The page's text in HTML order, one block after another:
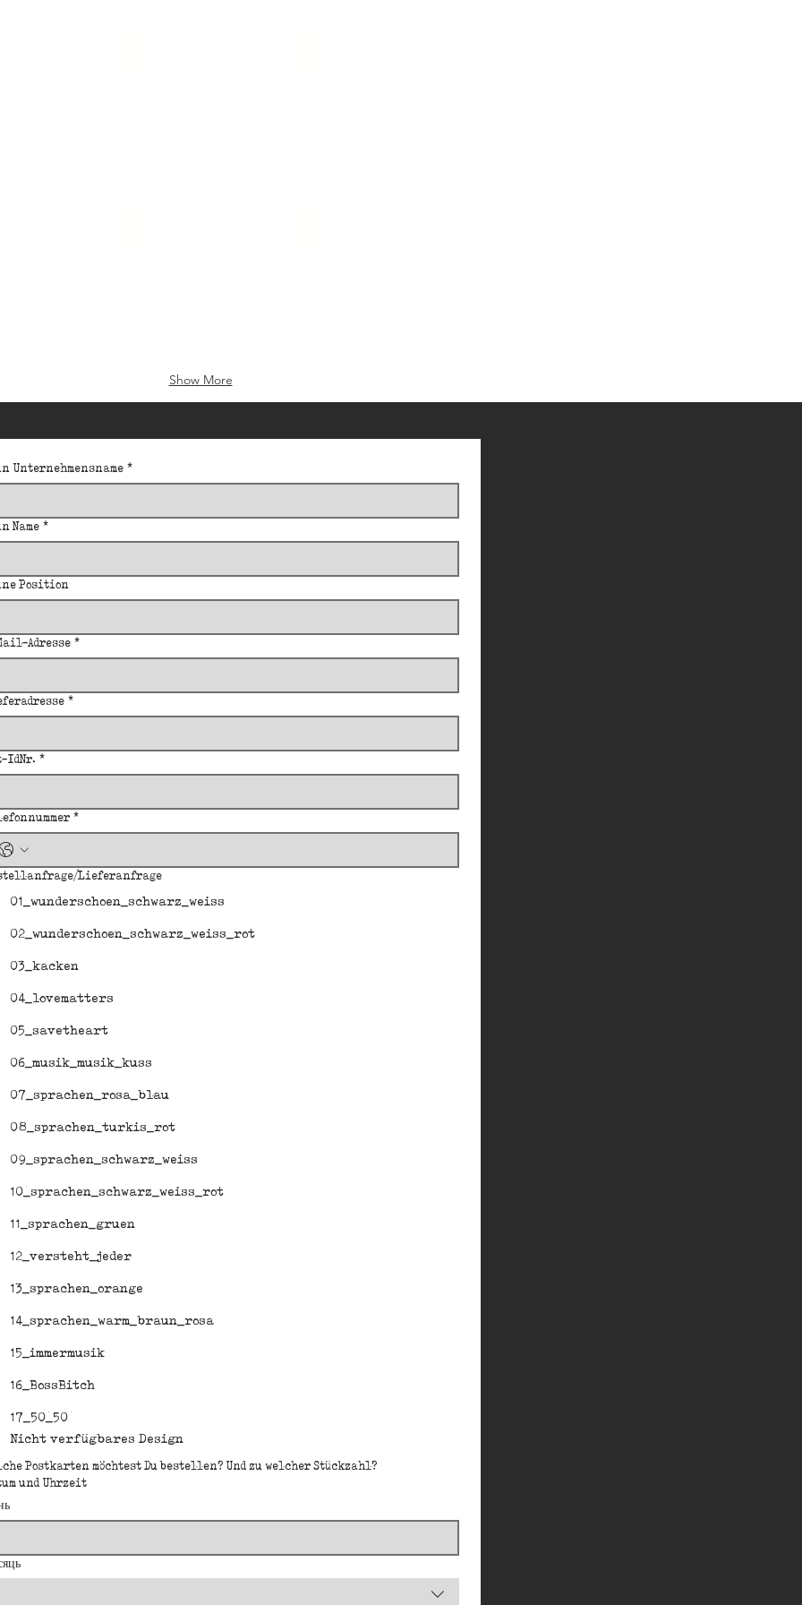
Show More
Unternehmensname *
Name *
Position
Adresse *
*
IdNr. *
*
Lieferanfrage
01_wunderschoen_schwarz_weiss
02_wunderschoen_schwarz_weiss_rot
03_kacken
04_lovematters
05_savetheart
06_musik_musik_kuss
07_sprachen_rosa_blau
08_sprachen_turkis_rot
09_sprachen_schwarz_weiss
10_sprachen_schwarz_weiss_rot
11_sprachen_gruen
12_versteht_jeder
13_sprachen_orange
14_sprachen_warm_braun_rosa
15_immermusik
16_BossBitch
17_50_50
Nicht verfügbares Design
Postkarten möchtest Du bestellen? Und zu welcher Stückzahl?
und Uhrzeit